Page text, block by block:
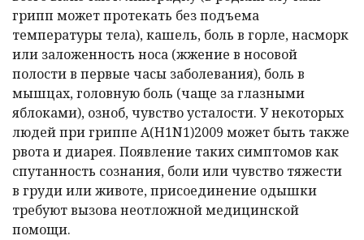
грипп может протекать без подъема
температуры тела), кашель, боль в горле, насморк
или заложенность носа (жжение в носовой
полости в первые часы заболевания), боль в
мышцах, головную боль (чаще за глазными
яблоками), озноб, чувство усталости. У некоторых
людей при гриппе A(H1N1)2009 может быть также
рвота и диарея. Появление таких симптомов как
спутанность сознания, боли или чувство тяжести
в груди или животе, присоединение одышки
требуют вызова неотложной медицинской
помощи.